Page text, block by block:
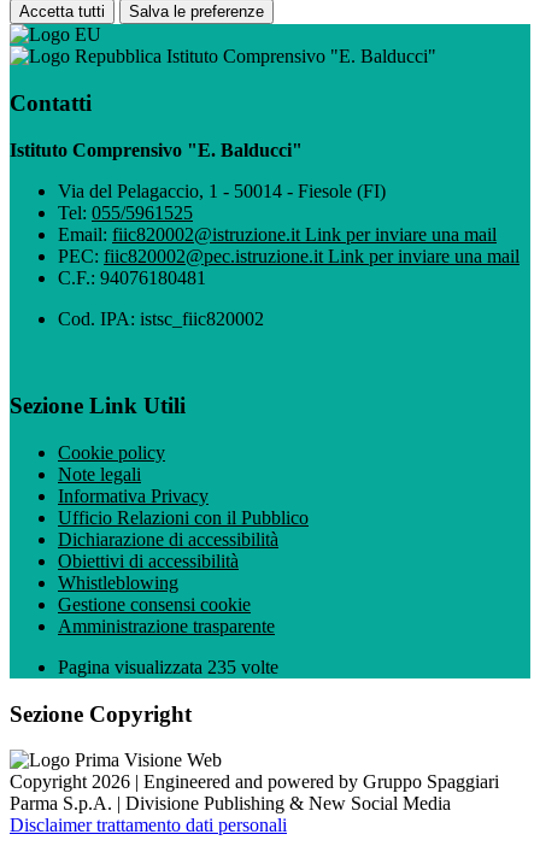
Accetta tutti Salva le preferenze
Istituto Comprensivo "E. Balducci"
Contatti
Istituto Comprensivo "E. Balducci"
Via del Pelagaccio, 1 - 50014 - Fiesole (FI)
Tel: 055/5961525
Email: fiic820002@istruzione.it Link per inviare una mail
PEC: fiic820002@pec.istruzione.it Link per inviare una mail
C.F.: 94076180481
Cod. IPA: istsc_fiic820002
Sezione Link Utili
Cookie policy
Note legali
Informativa Privacy
Ufficio Relazioni con il Pubblico
Dichiarazione di accessibilità
Obiettivi di accessibilità
Whistleblowing
Gestione consensi cookie
Amministrazione trasparente
Pagina visualizzata 235 volte
Sezione Copyright
Copyright 2026 | Engineered and powered by Gruppo Spaggiari
Parma S.p.A. | Divisione Publishing & New Social Media
Disclaimer trattamento dati personali